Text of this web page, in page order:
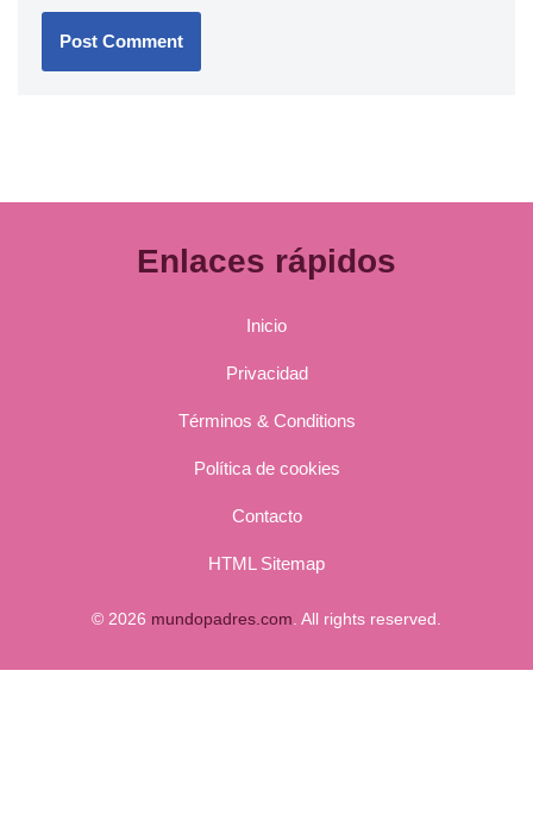
Enlaces rápidos
Inicio
Privacidad
Términos & Conditions
Política de cookies
Contacto
HTML Sitemap
© 2026 mundopadres.com. All rights reserved.